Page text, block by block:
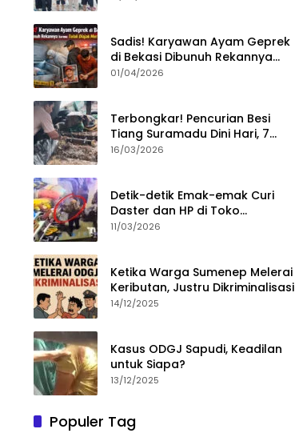
Sadis! Karyawan Ayam Geprek
di Bekasi Dibunuh Rekannya
karena Tolak Diajak Merampok
01/04/2026
Terbongkar! Pencurian Besi
Tiang Suramadu Dini Hari, 7
ABK Ditangkap Polisi
16/03/2026
Detik-detik Emak-emak Curi
Daster dan HP di Toko
Sumenep, Aksi Terekam CCTV
11/03/2026
Ketika Warga Sumenep Melerai
Keributan, Justru Dikriminalisasi
14/12/2025
Kasus ODGJ Sapudi, Keadilan
untuk Siapa?
13/12/2025
Populer Tag